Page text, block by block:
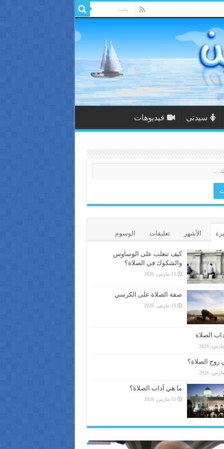
سيدتى فيديوهات
الأشهر تعليقات الوسوم
كيف تتغلب على الوساوس
والشكوك في الصلاة؟
13 مارس، 2026
صفة الصلاة على الكرسي
13 مارس، 2026
الصلاة
روح الصلاة؟
ما هي آداب الصلاة؟
13 مارس، 2026